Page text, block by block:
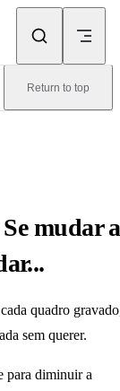
Return to top
mudar a
quadro
sem querer.
para diminuir a